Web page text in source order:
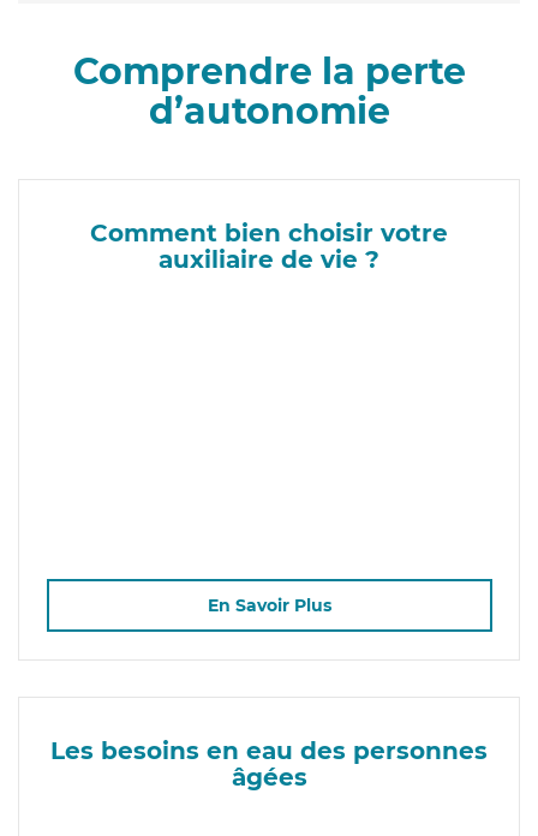
Comprendre la perte
d’autonomie
Comment bien choisir votre
auxiliaire de vie ?
En Savoir Plus
Les besoins en eau des personnes
âgées